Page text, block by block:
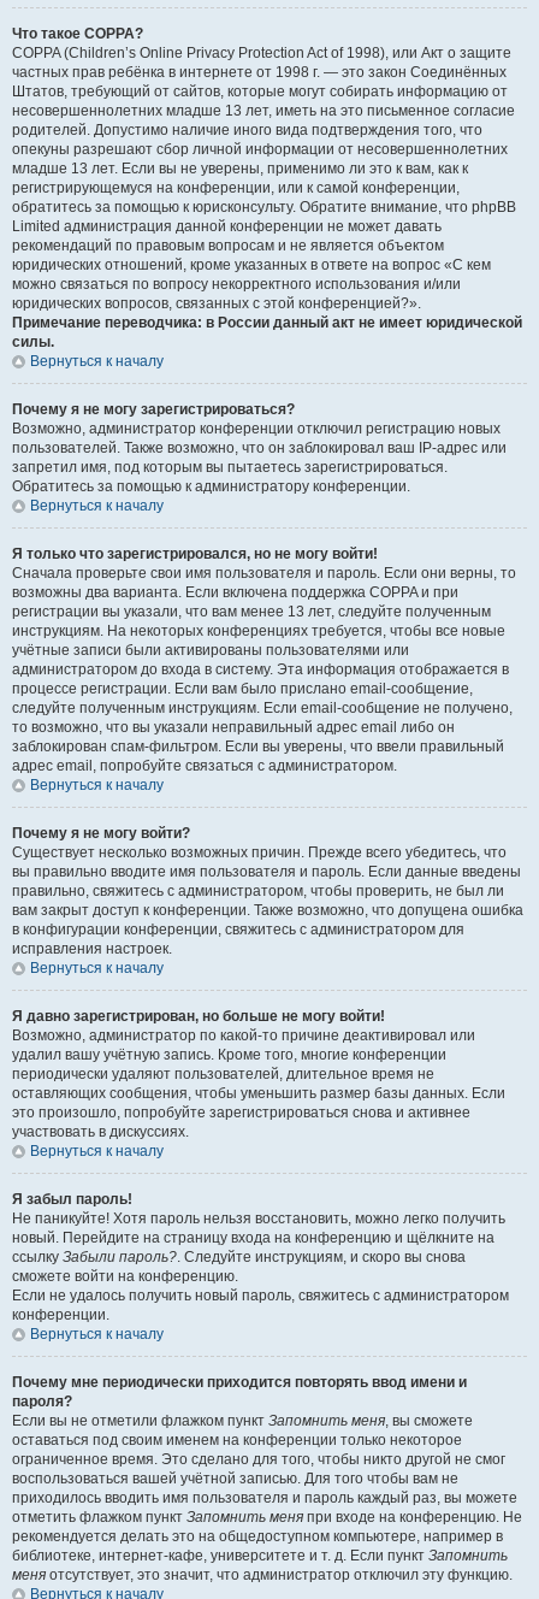
Что такое COPPA?
COPPA (Children’s Online Privacy Protection Act of 1998), или Акт о защите
частных прав ребёнка в интернете от 1998 г. — это закон Соединённых
Штатов, требующий от сайтов, которые могут собирать информацию от
несовершеннолетних младше 13 лет, иметь на это письменное согласие
родителей. Допустимо наличие иного вида подтверждения того, что
опекуны разрешают сбор личной информации от несовершеннолетних
младше 13 лет. Если вы не уверены, применимо ли это к вам, как к
регистрирующемуся на конференции, или к самой конференции,
обратитесь за помощью к юрисконсульту. Обратите внимание, что phpBB
Limited администрация данной конференции не может давать
рекомендаций по правовым вопросам и не является объектом
юридических отношений, кроме указанных в ответе на вопрос «С кем
можно связаться по вопросу некорректного использования и/или
юридических вопросов, связанных с этой конференцией?».
Примечание переводчика: в России данный акт не имеет юридической
силы.
Вернуться к началу
Почему я не могу зарегистрироваться?
Возможно, администратор конференции отключил регистрацию новых
пользователей. Также возможно, что он заблокировал ваш IP-адрес или
запретил имя, под которым вы пытаетесь зарегистрироваться.
Обратитесь за помощью к администратору конференции.
Вернуться к началу
Я только что зарегистрировался, но не могу войти!
Сначала проверьте свои имя пользователя и пароль. Если они верны, то
возможны два варианта. Если включена поддержка COPPA и при
регистрации вы указали, что вам менее 13 лет, следуйте полученным
инструкциям. На некоторых конференциях требуется, чтобы все новые
учётные записи были активированы пользователями или
администратором до входа в систему. Эта информация отображается в
процессе регистрации. Если вам было прислано email-сообщение,
следуйте полученным инструкциям. Если email-сообщение не получено,
то возможно, что вы указали неправильный адрес email либо он
заблокирован спам-фильтром. Если вы уверены, что ввели правильный
адрес email, попробуйте связаться с администратором.
Вернуться к началу
Почему я не могу войти?
Существует несколько возможных причин. Прежде всего убедитесь, что
вы правильно вводите имя пользователя и пароль. Если данные введены
правильно, свяжитесь с администратором, чтобы проверить, не был ли
вам закрыт доступ к конференции. Также возможно, что допущена ошибка
в конфигурации конференции, свяжитесь с администратором для
исправления настроек.
Вернуться к началу
Я давно зарегистрирован, но больше не могу войти!
Возможно, администратор по какой-то причине деактивировал или
удалил вашу учётную запись. Кроме того, многие конференции
периодически удаляют пользователей, длительное время не
оставляющих сообщения, чтобы уменьшить размер базы данных. Если
это произошло, попробуйте зарегистрироваться снова и активнее
участвовать в дискуссиях.
Вернуться к началу
Я забыл пароль!
Не паникуйте! Хотя пароль нельзя восстановить, можно легко получить
новый. Перейдите на страницу входа на конференцию и щёлкните на
ссылку Забыли пароль?. Следуйте инструкциям, и скоро вы снова
сможете войти на конференцию.
Если не удалось получить новый пароль, свяжитесь с администратором
конференции.
Вернуться к началу
Почему мне периодически приходится повторять ввод имени и
пароля?
Если вы не отметили флажком пункт Запомнить меня, вы сможете
оставаться под своим именем на конференции только некоторое
ограниченное время. Это сделано для того, чтобы никто другой не смог
воспользоваться вашей учётной записью. Для того чтобы вам не
приходилось вводить имя пользователя и пароль каждый раз, вы можете
отметить флажком пункт Запомнить меня при входе на конференцию. Не
рекомендуется делать это на общедоступном компьютере, например в
библиотеке, интернет-кафе, университете и т. д. Если пункт Запомнить
меня отсутствует, это значит, что администратор отключил эту функцию.
Вернуться к началу